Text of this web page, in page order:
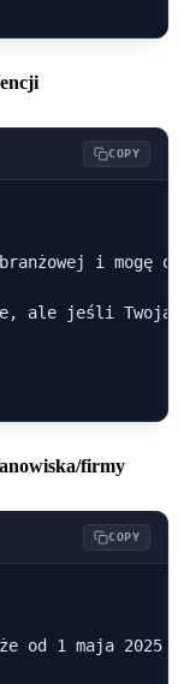
COPY
i mogę
ale jeśli Twoja
firmy
COPY
od 1 maja